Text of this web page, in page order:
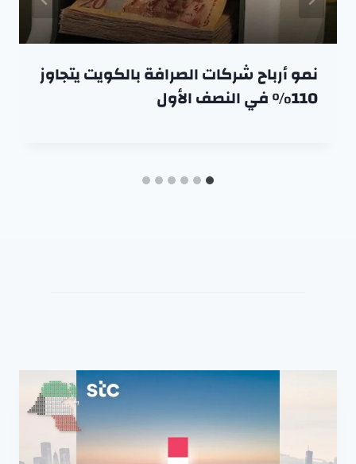
نمو أرباح شركات الصرافة بالكويت يتجاوز
110% في النصف الأول